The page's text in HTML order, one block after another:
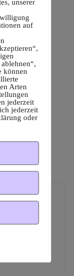
auf
können
Arten
jederzeit
jederzeit
oder